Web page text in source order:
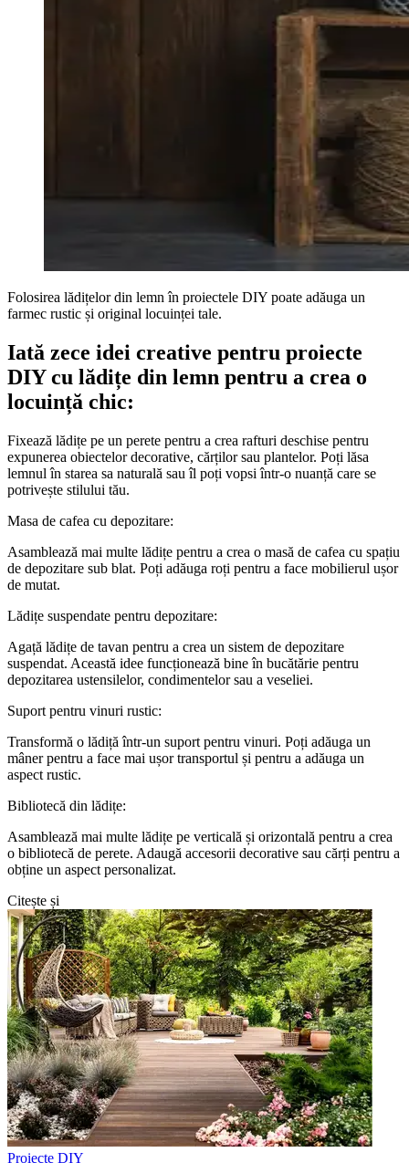
Folosirea lădițelor din lemn în proiectele DIY poate adăuga un
farmec rustic și original locuinței tale.
Iată zece idei creative pentru proiecte
DIY cu lădițe din lemn pentru a crea o
locuință chic:
Fixează lădițe pe un perete pentru a crea rafturi deschise pentru
expunerea obiectelor decorative, cărților sau plantelor. Poți lăsa
lemnul în starea sa naturală sau îl poți vopsi într-o nuanță care se
potrivește stilului tău.
Masa de cafea cu depozitare:
Asamblează mai multe lădițe pentru a crea o masă de cafea cu spațiu
de depozitare sub blat. Poți adăuga roți pentru a face mobilierul ușor
de mutat.
Lădițe suspendate pentru depozitare:
Agață lădițe de tavan pentru a crea un sistem de depozitare
suspendat. Această idee funcționează bine în bucătărie pentru
depozitarea ustensilelor, condimentelor sau a veseliei.
Suport pentru vinuri rustic:
Transformă o lădiță într-un suport pentru vinuri. Poți adăuga un
mâner pentru a face mai ușor transportul și pentru a adăuga un
aspect rustic.
Bibliotecă din lădițe:
Asamblează mai multe lădițe pe verticală și orizontală pentru a crea
o bibliotecă de perete. Adaugă accesorii decorative sau cărți pentru a
obține un aspect personalizat.
Citește și
Proiecte DIY